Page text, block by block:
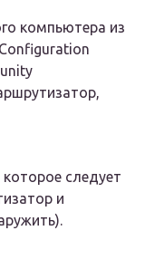
компьютера из
следует
и